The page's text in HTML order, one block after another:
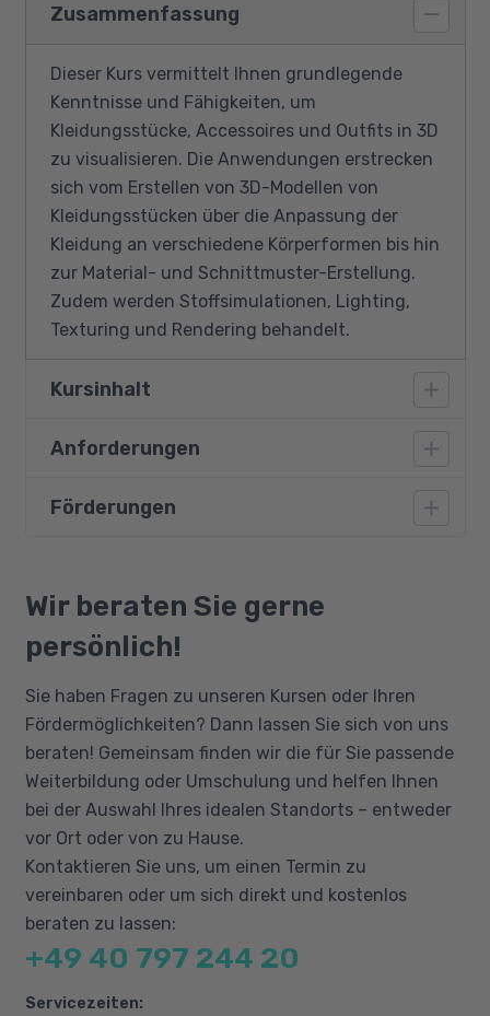
Zusammenfassung
Dieser Kurs vermittelt Ihnen grundlegende
Kenntnisse und Fähigkeiten, um
Kleidungsstücke, Accessoires und Outfits in 3D
zu visualisieren. Die Anwendungen erstrecken
sich vom Erstellen von 3D-Modellen von
Kleidungsstücken über die Anpassung der
Kleidung an verschiedene Körperformen bis hin
zur Material- und Schnittmuster-Erstellung.
Zudem werden Stoffsimulationen, Lighting,
Texturing und Rendering behandelt.
Kursinhalt
Grundlegende Inhalte der Fashion Design
Fachliche Zusammenhänge
Anforderungen
Teilnehmende müssen über gute
Erfahrungen im Umgang mit Computern
werden vorausgesetzt. Eine Affinität zu einem
Kreativberuf oder Ausbildung darin sollte
Förderungen
Qualifizierungschancengesetz
Berufliche Rehabilitation
Wir beraten Sie gerne
persönlich!
Sie haben Fragen zu unseren Kursen oder Ihren
Fördermöglichkeiten? Dann lassen Sie sich von uns
beraten! Gemeinsam finden wir die für Sie passende
Weiterbildung oder Umschulung und helfen Ihnen
bei der Auswahl Ihres idealen Standorts – entweder
vor Ort oder von zu Hause.
Kontaktieren Sie uns, um einen Termin zu
vereinbaren oder um sich direkt und kostenlos
beraten zu lassen:
+49 40 797 244 20
Servicezeiten: